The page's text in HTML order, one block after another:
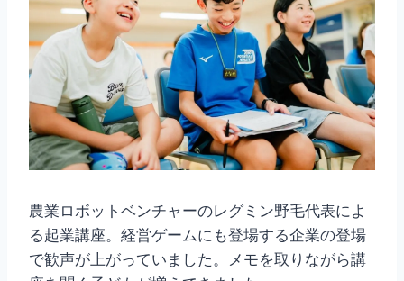
農業ロボットベンチャーのレグミン野毛代表によ
る起業講座。経営ゲームにも登場する企業の登場
で歓声が上がっていました。メモを取りながら講